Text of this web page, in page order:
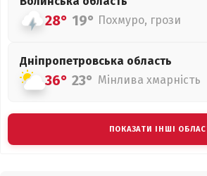
28° 19° Похмуро, грози
Дніпропетровська область
36° 23° Мінлива хмарність
ПОКАЗАТИ ІНШІ